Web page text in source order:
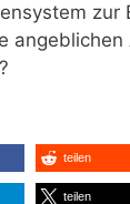
zur
teilen
teilen